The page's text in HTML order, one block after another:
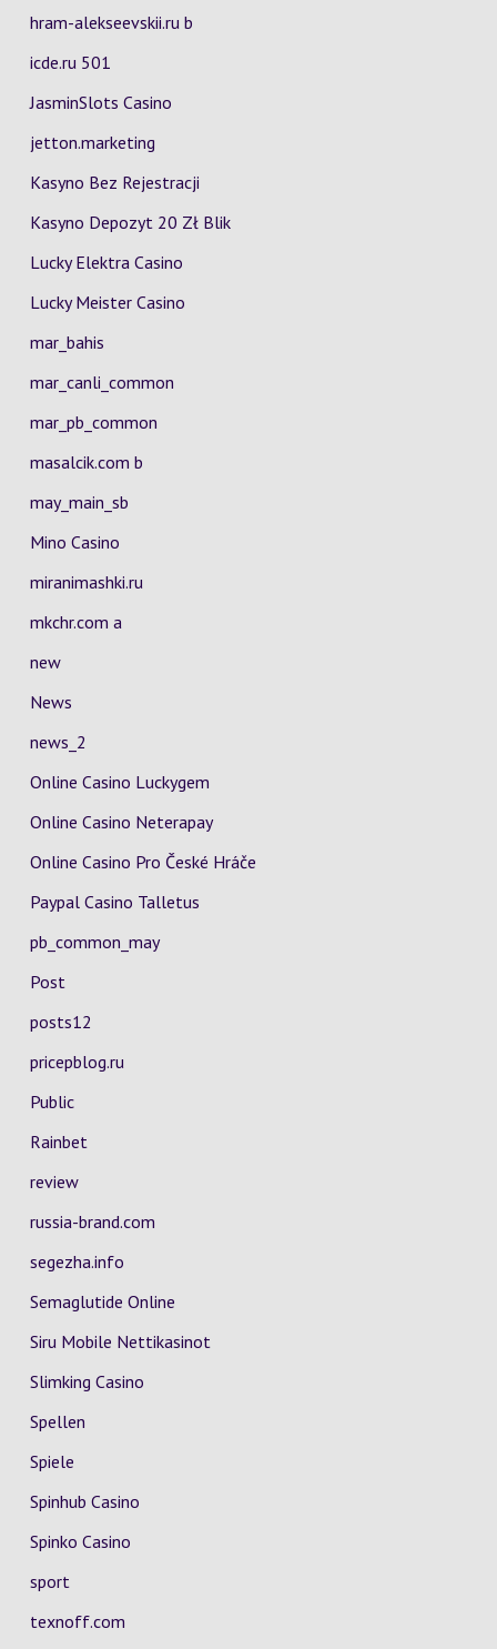
hram-alekseevskii.ru b
icde.ru 501
JasminSlots Casino
jetton.marketing
Kasyno Bez Rejestracji
Kasyno Depozyt 20 Zł Blik
Lucky Elektra Casino
Lucky Meister Casino
mar_bahis
mar_canli_common
mar_pb_common
masalcik.com b
may_main_sb
Mino Casino
miranimashki.ru
mkchr.com a
new
News
news_2
Online Casino Luckygem
Online Casino Neterapay
Online Casino Pro České Hráče
Paypal Casino Talletus
pb_common_may
Post
posts12
pricepblog.ru
Public
Rainbet
review
russia-brand.com
segezha.info
Semaglutide Online
Siru Mobile Nettikasinot
Slimking Casino
Spellen
Spiele
Spinhub Casino
Spinko Casino
sport
texnoff.com